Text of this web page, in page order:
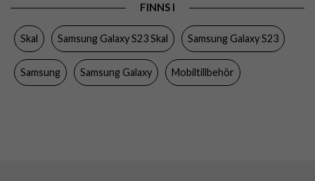
Färg Vit
Material Hårdplast (PC), Konstläder, Mjukplast (TPU)
Varumärke
FINNS I
Skal Samsung Galaxy S23 Skal Samsung Galaxy S23
Samsung Samsung Galaxy Mobiltillbehör